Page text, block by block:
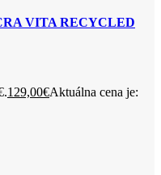
VITA RECYCLED
129,00€Aktuálna cena je: